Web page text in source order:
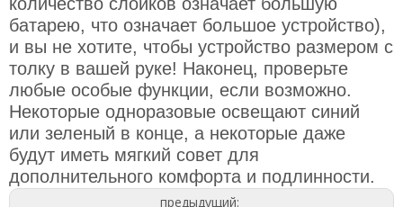
батарею, что означает большое устройство),
и вы не хотите, чтобы устройство размером с
толку в вашей руке! Наконец, проверьте
любые особые функции, если возможно.
Некоторые одноразовые освещают синий
или зеленый в конце, а некоторые даже
будут иметь мягкий совет для
дополнительного комфорта и подлинности.
предыдущий: